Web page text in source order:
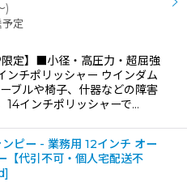
)
定
限定】■小径・高圧力・超屈強
ンチポリッシャー ウインダム
ブルや椅子、什器などの障害
14インチポリッシャーで…
ピー - 業務用 12インチ オー
【代引不可・個人宅配送不
]